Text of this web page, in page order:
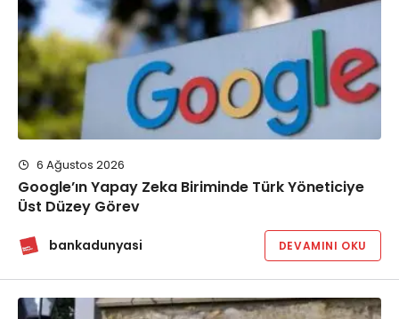
6 Ağustos 2026
Google’ın Yapay Zeka Biriminde Türk Yöneticiye
Üst Düzey Görev
bankadunyasi DEVAMINI OKU